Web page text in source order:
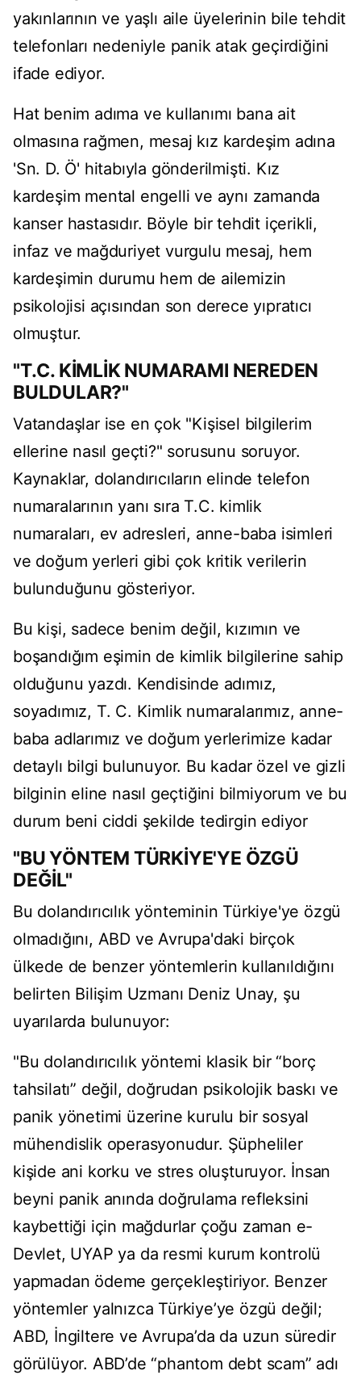
yakınlarının ve yaşlı aile üyelerinin bile tehdit
telefonları nedeniyle panik atak geçirdiğini
ifade ediyor.
Hat benim adıma ve kullanımı bana ait
olmasına rağmen, mesaj kız kardeşim adına
'Sn. D. Ö' hitabıyla gönderilmişti. Kız
kardeşim mental engelli ve aynı zamanda
kanser hastasıdır. Böyle bir tehdit içerikli,
infaz ve mağduriyet vurgulu mesaj, hem
kardeşimin durumu hem de ailemizin
psikolojisi açısından son derece yıpratıcı
olmuştur.
"T.C. KİMLİK NUMARAMI NEREDEN
BULDULAR?"
Vatandaşlar ise en çok "Kişisel bilgilerim
ellerine nasıl geçti?" sorusunu soruyor.
Kaynaklar, dolandırıcıların elinde telefon
numaralarının yanı sıra T.C. kimlik
numaraları, ev adresleri, anne-baba isimleri
ve doğum yerleri gibi çok kritik verilerin
bulunduğunu gösteriyor.
Bu kişi, sadece benim değil, kızımın ve
boşandığım eşimin de kimlik bilgilerine sahip
olduğunu yazdı. Kendisinde adımız,
soyadımız, T. C. Kimlik numaralarımız, anne-
baba adlarımız ve doğum yerlerimize kadar
detaylı bilgi bulunuyor. Bu kadar özel ve gizli
bilginin eline nasıl geçtiğini bilmiyorum ve bu
durum beni ciddi şekilde tedirgin ediyor
"BU YÖNTEM TÜRKİYE'YE ÖZGÜ
DEĞİL"
Bu dolandırıcılık yönteminin Türkiye'ye özgü
olmadığını, ABD ve Avrupa'daki birçok
ülkede de benzer yöntemlerin kullanıldığını
belirten Bilişim Uzmanı Deniz Unay, şu
uyarılarda bulunuyor:
"Bu dolandırıcılık yöntemi klasik bir “borç
tahsilatı” değil, doğrudan psikolojik baskı ve
panik yönetimi üzerine kurulu bir sosyal
mühendislik operasyonudur. Şüpheliler
kişide ani korku ve stres oluşturuyor. İnsan
beyni panik anında doğrulama refleksini
kaybettiği için mağdurlar çoğu zaman e-
Devlet, UYAP ya da resmi kurum kontrolü
yapmadan ödeme gerçekleştiriyor. Benzer
yöntemler yalnızca Türkiye’ye özgü değil;
ABD, İngiltere ve Avrupa’da da uzun süredir
görülüyor. ABD’de “phantom debt scam” adı